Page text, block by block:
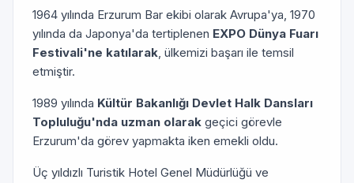
1964 yılında Erzurum Bar ekibi olarak Avrupa'ya, 1970
yılında da Japonya'da tertiplenen EXPO Dünya Fuarı
Festivali'ne katılarak, ülkemizi başarı ile temsil
etmiştir.
1989 yılında Kültür Bakanlığı Devlet Halk Dansları
Topluluğu'nda uzman olarak geçici görevle
Erzurum'da görev yapmakta iken emekli oldu.
Üç yıldızlı Turistik Hotel Genel Müdürlüğü ve